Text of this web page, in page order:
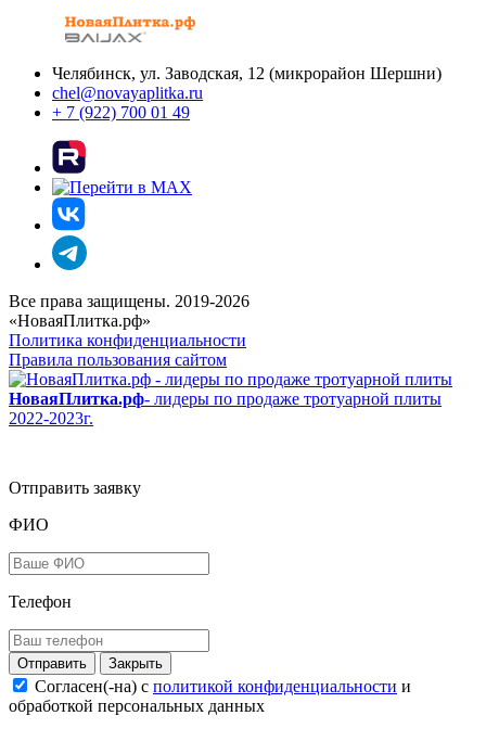
Челябинск, ул. Заводская, 12 (микрорайон Шершни)
chel@novayaplitka.ru
+ 7 (922) 700 01 49
Все права защищены. 2019-2026
«НоваяПлитка.рф»
Политика конфиденциальности
Правила пользования сайтом
НоваяПлитка.рф- лидеры по продаже тротуарной плиты
2022-2023г.
Отправить заявку
ФИО
Телефон
Закрыть
Согласен(-на) c политикой конфиденциальности и
обработкой персональных данных